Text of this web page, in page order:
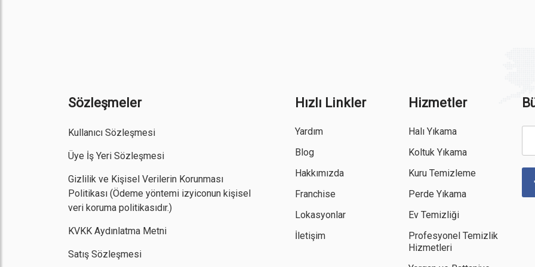
Sözleşmeler
Kullanıcı Sözleşmesi
Üye İş Yeri Sözleşmesi
Gizlilik ve Kişisel Verilerin Korunması
Politikası (Ödeme yöntemi izyiconun kişisel
veri koruma politikasıdır.)
KVKK Aydınlatma Metni
Satış Sözleşmesi
Hızlı Linkler
Yardım
Blog
Hakkımızda
Franchise
Lokasyonlar
İletişim
Hizmetler
Halı Yıkama
Koltuk Yıkama
Kuru Temizleme
Perde Yıkama
Ev Temizliği
Profesyonel Temizlik
Hizmetleri